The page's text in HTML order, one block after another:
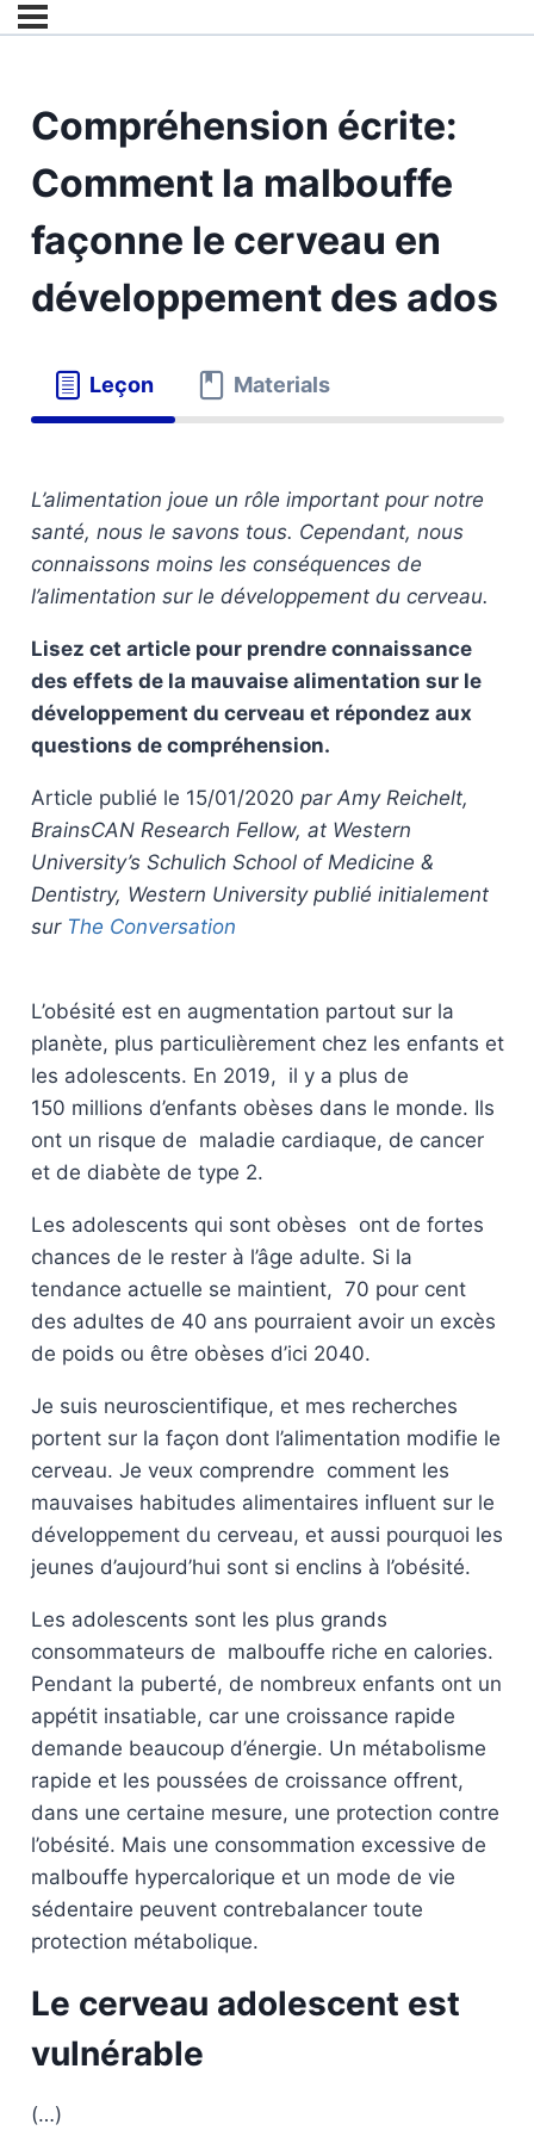
Compréhension écrite:
Comment la malbouffe
façonne le cerveau en
développement des ados
Leçon Materials
L’alimentation joue un rôle important pour notre
santé, nous le savons tous. Cependant, nous
connaissons moins les conséquences de
l’alimentation sur le développement du cerveau.
Lisez cet article pour prendre connaissance
des effets de la mauvaise alimentation sur le
développement du cerveau et répondez aux
questions de compréhension.
Article publié le 15/01/2020 par Amy Reichelt,
BrainsCAN Research Fellow, at Western
University’s Schulich School of Medicine &
Dentistry, Western University publié initialement
sur The Conversation
L’obésité est en augmentation partout sur la
planète, plus particulièrement chez les enfants et
les adolescents. En 2019, il y a plus de
150 millions d’enfants obèses dans le monde. Ils
ont un risque de maladie cardiaque, de cancer
et de diabète de type 2.
Les adolescents qui sont obèses ont de fortes
chances de le rester à l’âge adulte. Si la
tendance actuelle se maintient, 70 pour cent
des adultes de 40 ans pourraient avoir un excès
de poids ou être obèses d’ici 2040.
Je suis neuroscientifique, et mes recherches
portent sur la façon dont l’alimentation modifie le
cerveau. Je veux comprendre comment les
mauvaises habitudes alimentaires influent sur le
développement du cerveau, et aussi pourquoi les
jeunes d’aujourd’hui sont si enclins à l’obésité.
Les adolescents sont les plus grands
consommateurs de malbouffe riche en calories.
Pendant la puberté, de nombreux enfants ont un
appétit insatiable, car une croissance rapide
demande beaucoup d’énergie. Un métabolisme
rapide et les poussées de croissance offrent,
dans une certaine mesure, une protection contre
l’obésité. Mais une consommation excessive de
malbouffe hypercalorique et un mode de vie
sédentaire peuvent contrebalancer toute
protection métabolique.
Le cerveau adolescent est
vulnérable
(…)